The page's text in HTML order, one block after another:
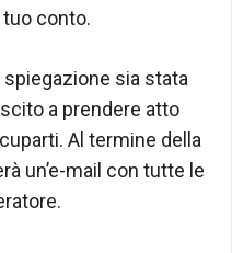
conto.
sia stata
a prendere atto
Al termine della
un’e-mail con tutte le